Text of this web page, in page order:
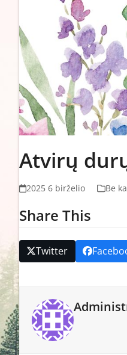
Atvirų
2025 6 birželio Be
Share This
Twitter